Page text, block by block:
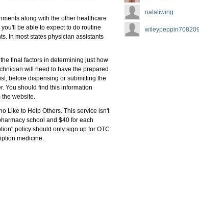
along with the other healthcare
be able to expect to do routine
In most states physician assistants
final factors in determining just how
will need to have the prepared
before dispensing or submitting the
You should find this information
the website.
Like to Help Others. This service isn't
school and $40 for each
policy should only sign up for OTC
medicine.
nataliwing